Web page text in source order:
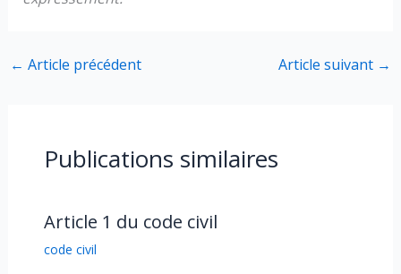
← Article précédent Article suivant →
Publications similaires
Article 1 du code civil
code civil